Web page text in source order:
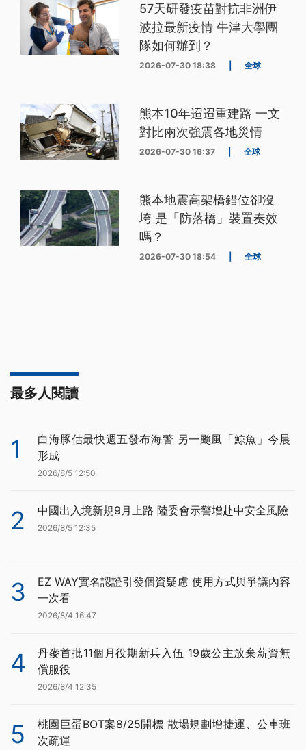
57天研發疫苗對抗非洲伊
波拉最新疫情 牛津大學團
隊如何辦到？
2026-07-30 18:38 全球
熊本10年迢迢重建路 一文
對比兩次強震各地災情
2026-07-30 16:37 全球
熊本地震高架橋錯位卻沒
垮 是「防落橋」裝置奏效
嗎？
2026-07-30 18:54 全球
最多人閱讀
1
白海豚估最快週五發布海警 另一颱風「鯨魚」今晨
形成
2026/8/5 12:50
2 中國出入境新規9月上路 陸委會示警增赴中安全風險
2026/8/5 12:35
3
EZ WAY實名認證引發個資疑慮 使用方式與爭議內容
一次看
2026/8/4 16:47
4
丹麥首批11個月役期新兵入伍 19歲公主放棄薪資無
償服役
2026/8/4 12:35
5
桃園巨蛋BOT案8/25開標 散場規劃增捷運、公車班
次疏運